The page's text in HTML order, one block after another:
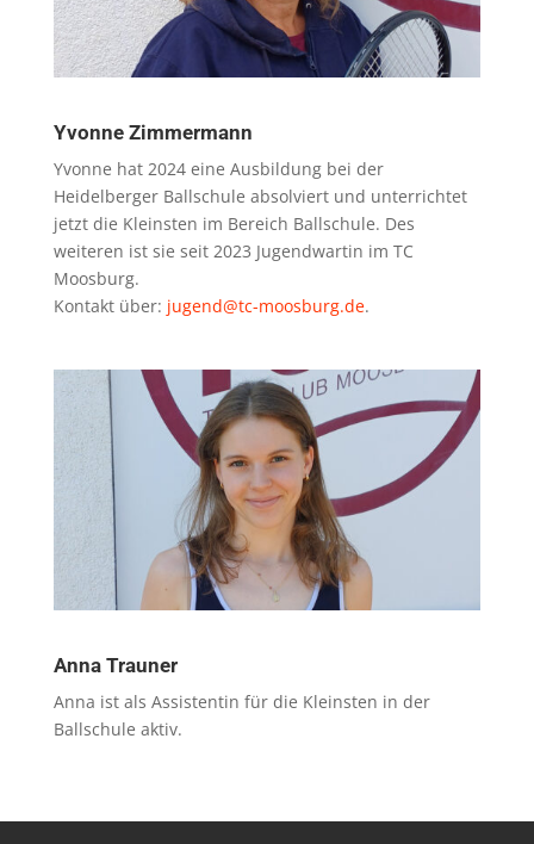
Yvonne Zimmermann
Yvonne hat 2024 eine Ausbildung bei der
Heidelberger Ballschule absolviert und unterrichtet
jetzt die Kleinsten im Bereich Ballschule. Des
weiteren ist sie seit 2023 Jugendwartin im TC
Moosburg.
Kontakt über: jugend@tc-moosburg.de.
Anna Trauner
Anna ist als Assistentin für die Kleinsten in der
Ballschule aktiv.